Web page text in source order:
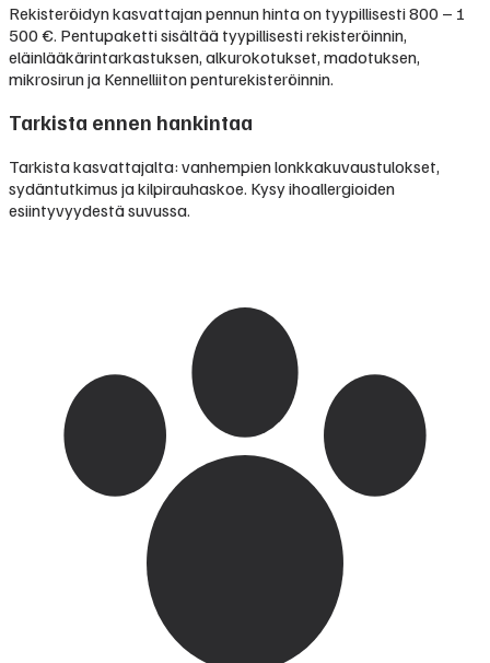
Rekisteröidyn kasvattajan pennun hinta on tyypillisesti800 – 1
500 €. Pentupaketti sisältää tyypillisesti rekisteröinnin,
eläinlääkärintarkastuksen, alkurokotukset, madotuksen,
mikrosirun ja Kennelliiton penturekisteröinnin.
Tarkista ennen hankintaa
Tarkista kasvattajalta: vanhempien lonkkakuvaustulokset,
sydäntutkimus ja kilpirauhaskoe. Kysy ihoallergioiden
esiintyvyydestä suvussa.